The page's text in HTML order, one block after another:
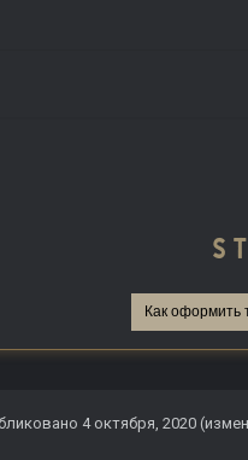
Как оформить
4 октября, 2020